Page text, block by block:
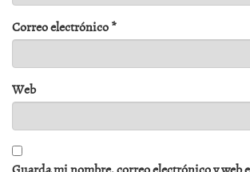
Correo electrónico*
Web